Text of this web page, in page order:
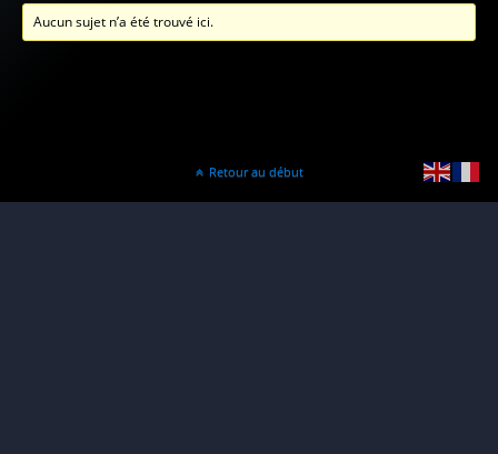
Aucun sujet n’a été trouvé ici.
Retour au début